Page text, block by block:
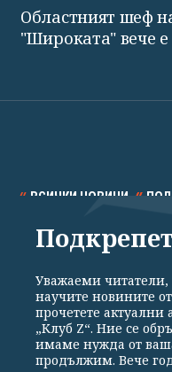
Областният шеф
"Широката" вече
ВСИЧКИ НОВИНИ
СПОРТ КУЛТУРА
Уважаеми читатели,
научите новините
прочетете
„Клуб Z“. Ние се
имаме нужда от
продължим. Вече